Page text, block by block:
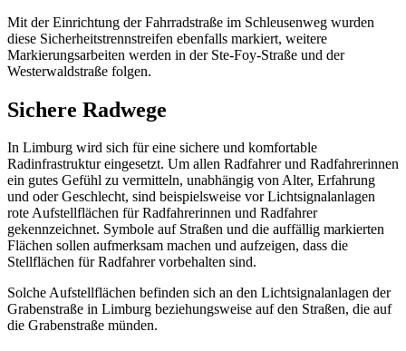
Mit der Einrichtung der Fahrradstraße im Schleusenweg wurden
diese Sicherheitstrennstreifen ebenfalls markiert, weitere
Markierungsarbeiten werden in der Ste-Foy-Straße und der
Westerwaldstraße folgen.
Sichere Radwege
In Limburg wird sich für eine sichere und komfortable
Radinfrastruktur eingesetzt. Um allen Radfahrer und Radfahrerinnen
ein gutes Gefühl zu vermitteln, unabhängig von Alter, Erfahrung
und oder Geschlecht, sind beispielsweise vor Lichtsignalanlagen
rote Aufstellflächen für Radfahrerinnen und Radfahrer
gekennzeichnet. Symbole auf Straßen und die auffällig markierten
Flächen sollen aufmerksam machen und aufzeigen, dass die
Stellflächen für Radfahrer vorbehalten sind.
Solche Aufstellflächen befinden sich an den Lichtsignalanlagen der
Grabenstraße in Limburg beziehungsweise auf den Straßen, die auf
die Grabenstraße münden.